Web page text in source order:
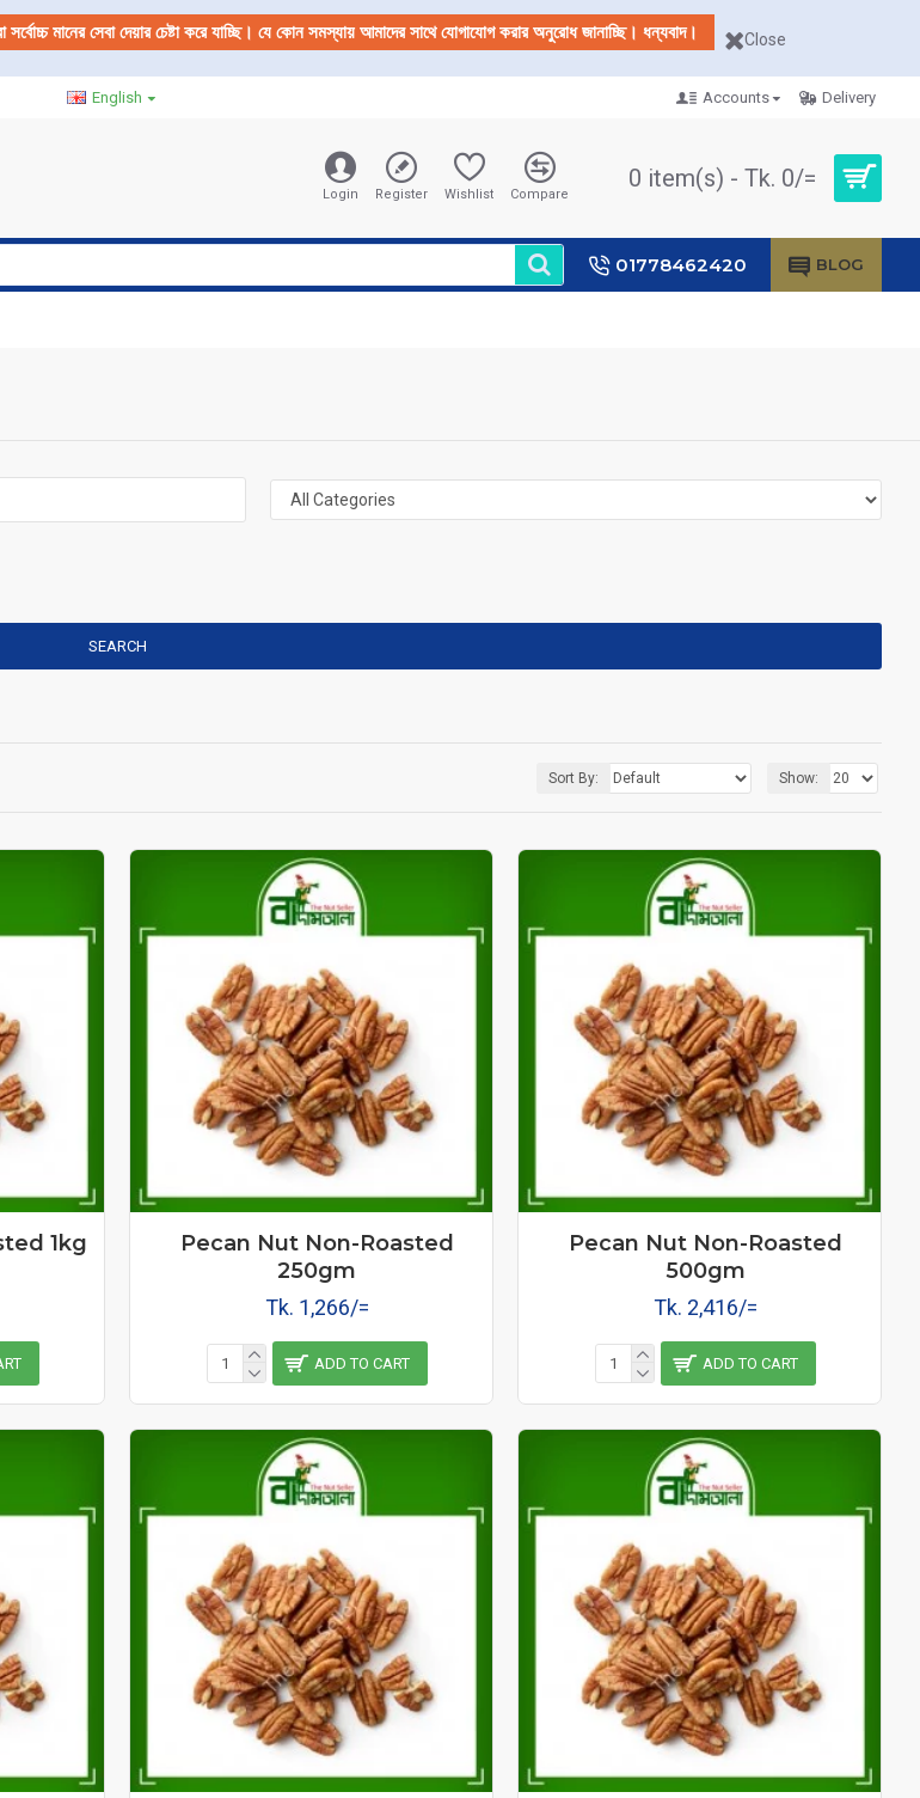
মানের সেবা দেয়ার চেষ্টা করে যাচ্ছি। যে কোন সমস্যায় আমাদের সাথে যোগাযোগ করার অনুরোধ জানাচ্ছি। ধন্যবাদ। Close
English Accounts Delivery
Login Register Wishlist Compare
0 item(s) - Tk. 0/=
01778462420 BLOG
SEARCH
Sort By: Show:
1kg
Pecan Nut Non-Roasted
250gm
Tk. 1,266/=
ADD TO CART
Pecan Nut Non-Roasted
500gm
Tk. 2,416/=
ADD TO CART